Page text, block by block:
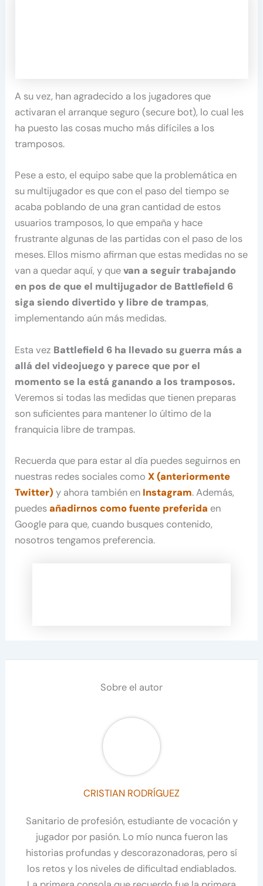
A su vez, han agradecido a los jugadores que
activaran el arranque seguro (secure bot), lo cual les
ha puesto las cosas mucho más difíciles a los
tramposos.
Pese a esto, el equipo sabe que la problemática en
su multijugador es que con el paso del tiempo se
acaba poblando de una gran cantidad de estos
usuarios tramposos, lo que empaña y hace
frustrante algunas de las partidas con el paso de los
meses. Ellos mismo afirman que estas medidas no se
van a quedar aquí, y quevan a seguir trabajando
en pos de que el multijugador de Battlefield 6
siga siendo divertido y libre de trampas,
implementando aún más medidas.
Esta vez Battlefield 6 ha llevado su guerra más a
allá del videojuego y parece que por el
momento se la está ganando a los tramposos.
Veremos si todas las medidas que tienen preparas
son suficientes para mantener lo último de la
franquicia libre de trampas.
Recuerda que para estar al día puedes seguirnos en
nuestras redes sociales comoX (anteriormente
Twitter) y ahora también en Instagram. Además,
puedesañadirnos como fuente preferida en
Google para que, cuando busques contenido,
nosotros tengamos preferencia.
Sobre el autor
CRISTIAN RODRÍGUEZ
Sanitario de profesión, estudiante de vocación y
jugador por pasión. Lo mío nunca fueron las
historias profundas y descorazonadoras, pero sí
los retos y los niveles de dificultad endiablados.